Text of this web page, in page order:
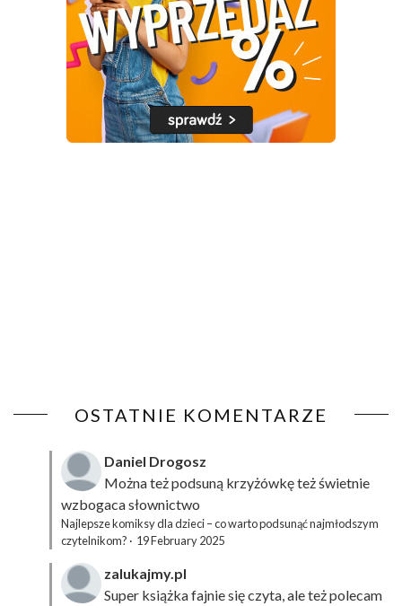
OSTATNIE KOMENTARZE
Daniel Drogosz
Można też podsuną krzyżówkęteż świetnie
wzbogaca słownictwo
Najlepsze komiksy dla dzieci – co warto podsunąć najmłodszym
czytelnikom? · 19 February 2025
zalukajmy.pl
Super książka fajnie się czyta, ale też polecam